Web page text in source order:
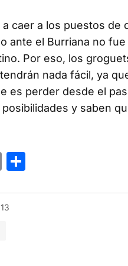
a caer a los puestos
ante el Burriana no
Por eso, los
nada fácil, ya
es perder desde el
y saben
Email